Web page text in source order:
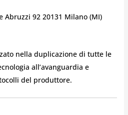
Abruzzi 92 20131 Milano (MI)
nella duplicazione di tutte le
all’avanguardia e
del produttore.